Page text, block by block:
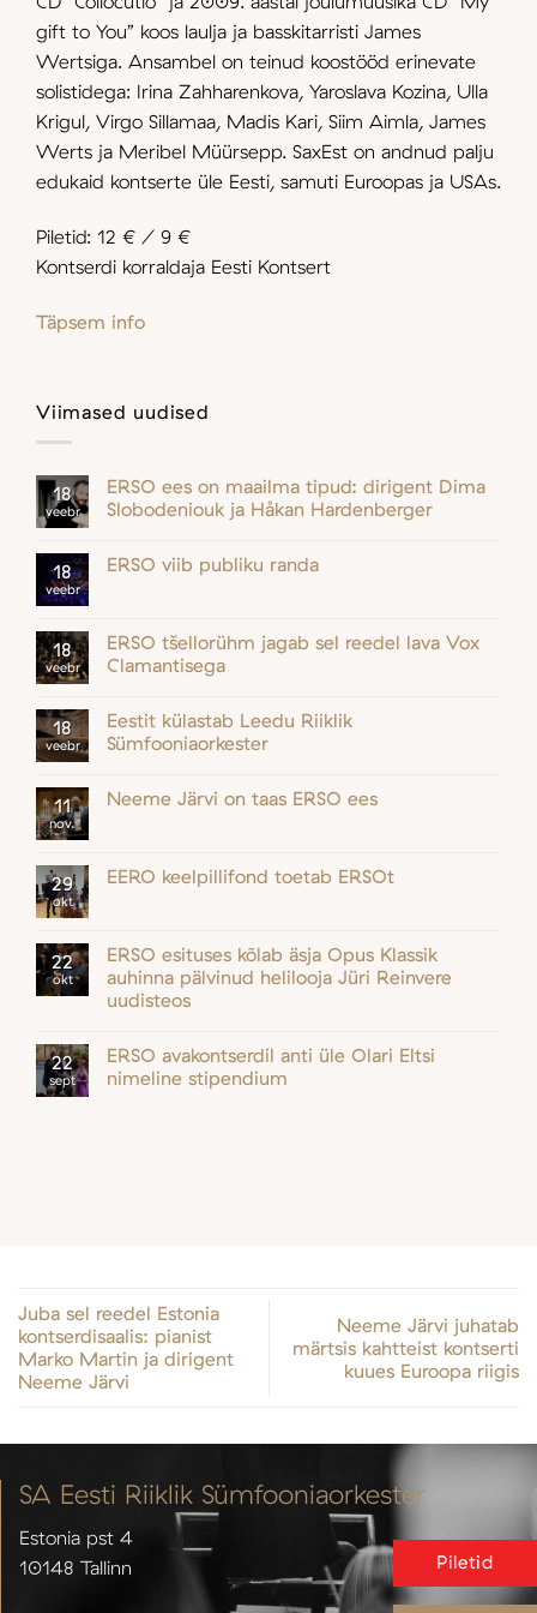
gift to You” koos laulja ja basskitarristi James
Wertsiga. Ansambel on teinud koostööd erinevate
solistidega: Irina Zahharenkova, Yaroslava Kozina, Ulla
Krigul, Virgo Sillamaa, Madis Kari, Siim Aimla, James
Werts ja Meribel Müürsepp. SaxEst on andnud palju
edukaid kontserte üle Eesti, samuti Euroopas ja USAs.
Piletid: 12 € / 9 €
Kontserdi korraldaja Eesti Kontsert
Täpsem info
Viimased uudised
18
veebr
ERSO ees on maailma tipud: dirigent Dima
Slobodeniouk ja Håkan Hardenberger
18
veebr
ERSO viib publiku randa
18
veebr
ERSO tšellorühm jagab sel reedel lava Vox
Clamantisega
18
veebr
Eestit külastab Leedu Riiklik
Sümfooniaorkester
11
nov.
Neeme Järvi on taas ERSO ees
29
okt
EERO keelpillifond toetab ERSOt
22
okt
ERSO esituses kõlab äsja Opus Klassik
auhinna pälvinud helilooja Jüri Reinvere
uudisteos
22
sept
ERSO avakontserdil anti üle Olari Eltsi
nimeline stipendium
Juba sel reedel Estonia
kontserdisaalis: pianist
Marko Martin ja dirigent
Neeme Järvi
Neeme Järvi juhatab
märtsis kahtteist kontserti
kuues Euroopa riigis
SA Eesti Riiklik Sümfooniaorkester
Estonia pst 4
10148 Tallinn
Piletid